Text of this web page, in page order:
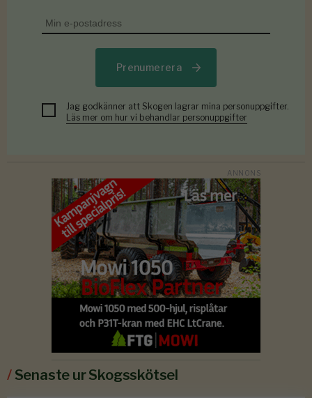
Prenumerera
Jag godkänner att Skogen lagrar mina personuppgifter.
Läs mer om hur vi behandlar personuppgifter
/Senaste ur Skogsskötsel